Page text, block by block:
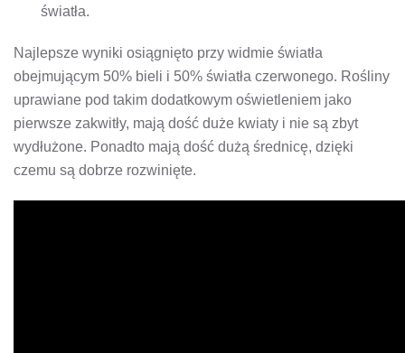
światła.
Najlepsze wyniki osiągnięto przy widmie światła
obejmującym 50% bieli i 50% światła czerwonego. Rośliny
uprawiane pod takim dodatkowym oświetleniem jako
pierwsze zakwitły, mają dość duże kwiaty i nie są zbyt
wydłużone. Ponadto mają dość dużą średnicę, dzięki
czemu są dobrze rozwinięte.